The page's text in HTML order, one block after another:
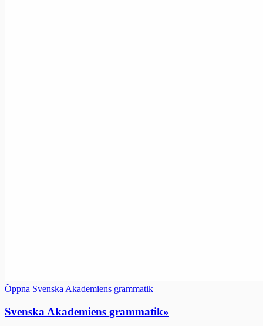
Öppna Svenska Akademiens grammatik
Svenska Akademiens grammatik»